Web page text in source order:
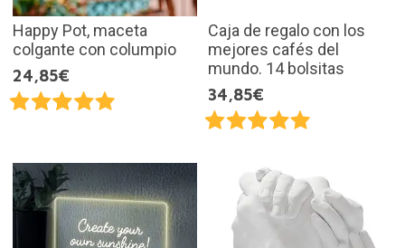
Happy Pot, maceta
colgante con columpio
24,85€
Caja de regalo con los
mejores cafés del
mundo. 14 bolsitas
34,85€